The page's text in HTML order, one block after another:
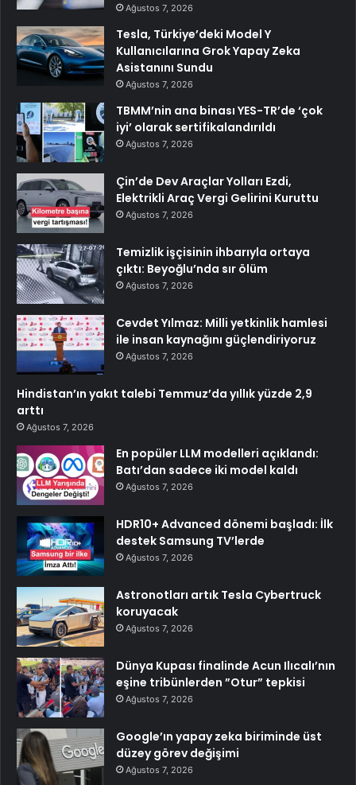
Ağustos 7, 2026
Tesla, Türkiye’deki Model Y
Kullanıcılarına Grok Yapay Zeka
Asistanını Sundu
Ağustos 7, 2026
TBMM’nin ana binası YES-TR’de ‘çok
iyi’ olarak sertifikalandırıldı
Ağustos 7, 2026
Çin’de Dev Araçlar Yolları Ezdi,
Elektrikli Araç Vergi Gelirini Kuruttu
Ağustos 7, 2026
Temizlik işçisinin ihbarıyla ortaya
çıktı: Beyoğlu’nda sır ölüm
Ağustos 7, 2026
Cevdet Yılmaz: Milli yetkinlik hamlesi
ile insan kaynağını güçlendiriyoruz
Ağustos 7, 2026
Hindistan’ın yakıt talebi Temmuz’da yıllık yüzde 2,9
arttı
Ağustos 7, 2026
En popüler LLM modelleri açıklandı:
Batı’dan sadece iki model kaldı
Ağustos 7, 2026
HDR10+ Advanced dönemi başladı: İlk
destek Samsung TV’lerde
Ağustos 7, 2026
Astronotları artık Tesla Cybertruck
koruyacak
Ağustos 7, 2026
Dünya Kupası finalinde Acun Ilıcalı’nın
eşine tribünlerden ”Otur” tepkisi
Ağustos 7, 2026
Google’ın yapay zeka biriminde üst
düzey görev değişimi
Ağustos 7, 2026